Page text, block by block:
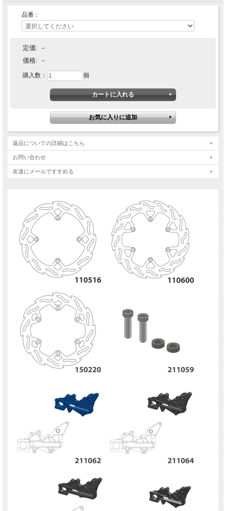
・85ccは210mm→220mmへ。キット内容はスペーサーとボルトです。（220mmデ
ィスク品番：110516）
Yamahaの一部車種用に245mm→220mmへサイズダウンが可能になるキャリパーサ
ポートも準備。
4.4mm厚のため熱に対しても強い。
使用ディスク品番：150220
品番：
定価: －
価格: －
購入数： 個
返品についての詳細はこちら
お問い合わせ
友達にメールですすめる